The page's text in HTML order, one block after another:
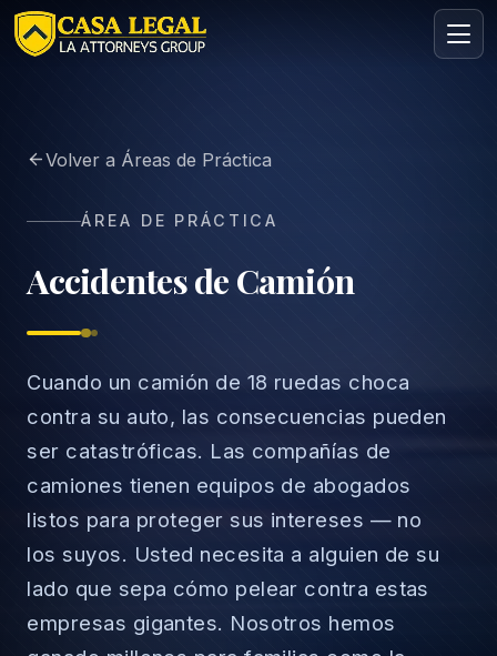
Abogado de Accidentes de Camión en Los Ángeles | Casa
Solicita tu consulta gratuita
Volver a Áreas de Práctica
ÁREA DE PRÁCTICA
Accidentes de Camión
Cuando un camión de 18 ruedas choca
contra su auto, las consecuencias pueden
ser catastróficas. Las compañías de
camiones tienen equipos de abogados
listos para proteger sus intereses — no
los suyos. Usted necesita a alguien de su
lado que sepa cómo pelear contra estas
empresas gigantes. Nosotros hemos